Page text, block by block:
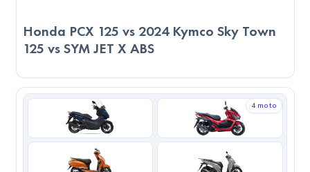
Honda PCX 125 vs 2024 Kymco Sky Town
125 vs SYM JET X ABS
4 moto